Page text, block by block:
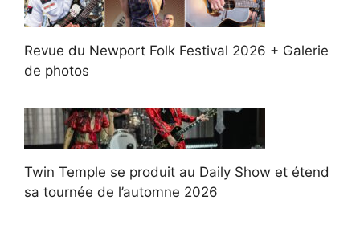
Revue du Newport Folk Festival 2026 + Galerie
de photos
Twin Temple se produit au Daily Show et étend
sa tournée de l’automne 2026